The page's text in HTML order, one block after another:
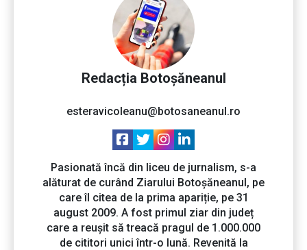
Redacția Botoșăneanul
esteravicoleanu@botosaneanul.ro
Pasionată încă din liceu de jurnalism, s-a
alăturat de curând Ziarului Botoșăneanul, pe
care îl citea de la prima apariție, pe 31
august 2009. A fost primul ziar din județ
care a reușit să treacă pragul de 1.000.000
de cititori unici într-o lună. Revenită la